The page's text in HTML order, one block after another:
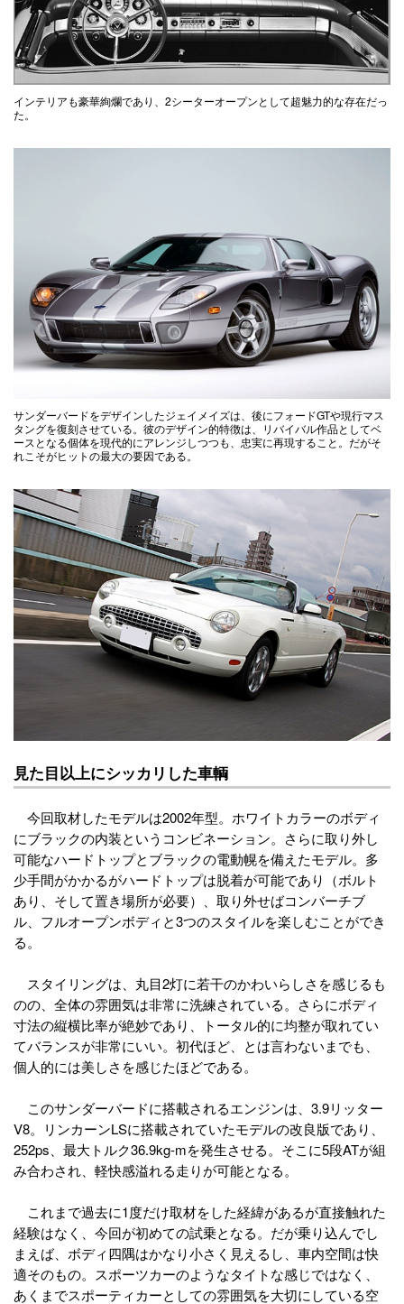
インテリアも豪華絢爛であり、2シーターオープンとして超魅力的な存在だっ
た。
サンダーバードをデザインしたジェイメイズは、後にフォードGTや現行マス
タングを復刻させている。彼のデザイン的特徴は、リバイバル作品としてベ
ースとなる個体を現代的にアレンジしつつも、忠実に再現すること。だがそ
れこそがヒットの最大の要因である。
見た目以上にシッカリした車輌
今回取材したモデルは2002年型。ホワイトカラーのボディ
にブラックの内装というコンビネーション。さらに取り外し
可能なハードトップとブラックの電動幌を備えたモデル。多
少手間がかかるがハードトップは脱着が可能であり（ボルト
あり、そして置き場所が必要）、取り外せばコンバーチブ
ル、フルオープンボディと3つのスタイルを楽しむことができ
る。
スタイリングは、丸目2灯に若干のかわいらしさを感じるも
のの、全体の雰囲気は非常に洗練されている。さらにボディ
寸法の縦横比率が絶妙であり、トータル的に均整が取れてい
てバランスが非常にいい。初代ほど、とは言わないまでも、
個人的には美しさを感じたほどである。
このサンダーバードに搭載されるエンジンは、3.9リッター
V8。リンカーンLSに搭載されていたモデルの改良版であり、
252ps、最大トルク36.9kg-mを発生させる。そこに5段ATが組
み合わされ、軽快感溢れる走りが可能となる。
これまで過去に1度だけ取材をした経緯があるが直接触れた
経験はなく、今回が初めての試乗となる。だが乗り込んでし
まえば、ボディ四隅はかなり小さく見えるし、車内空間は快
適そのもの。スポーツカーのようなタイトな感じではなく、
あくまでスポーティカーとしての雰囲気を大切にしている空